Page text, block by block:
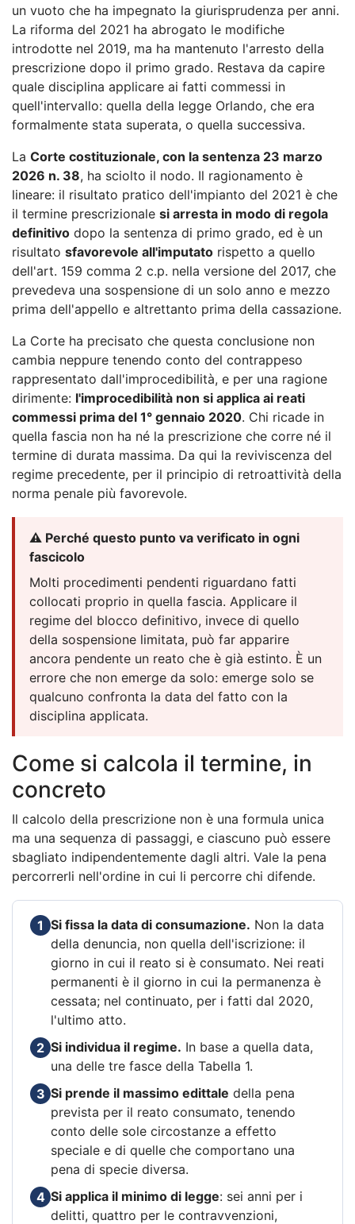
un vuoto che ha impegnato la giurisprudenza per anni.
La riforma del 2021 ha abrogato le modifiche
introdotte nel 2019, ma ha mantenuto l'arresto della
prescrizione dopo il primo grado. Restava da capire
quale disciplina applicare ai fatti commessi in
quell'intervallo: quella della legge Orlando, che era
formalmente stata superata, o quella successiva.
La Corte costituzionale, con la sentenza 23 marzo
2026 n. 38, ha sciolto il nodo. Il ragionamento è
lineare: il risultato pratico dell'impianto del 2021 è che
il termine prescrizionale si arresta in modo di regola
definitivo dopo la sentenza di primo grado, ed è un
risultato sfavorevole all'imputato rispetto a quello
dell'art. 159 comma 2 c.p. nella versione del 2017, che
prevedeva una sospensione di un solo anno e mezzo
prima dell'appello e altrettanto prima della cassazione.
La Corte ha precisato che questa conclusione non
cambia neppure tenendo conto del contrappeso
rappresentato dall'improcedibilità, e per una ragione
dirimente: l'improcedibilità non si applica ai reati
commessi prima del 1° gennaio 2020. Chi ricade in
quella fascia non ha né la prescrizione che corre né il
termine di durata massima. Da qui la reviviscenza del
regime precedente, per il principio di retroattività della
norma penale più favorevole.
⚠️ Perché questo punto va verificato in ogni
fascicolo
Molti procedimenti pendenti riguardano fatti
collocati proprio in quella fascia. Applicare il
regime del blocco definitivo, invece di quello
della sospensione limitata, può far apparire
ancora pendente un reato che è già estinto. È un
errore che non emerge da solo: emerge solo se
qualcuno confronta la data del fatto con la
disciplina applicata.
Come si calcola il termine, in
concreto
Il calcolo della prescrizione non è una formula unica
ma una sequenza di passaggi, e ciascuno può essere
sbagliato indipendentemente dagli altri. Vale la pena
percorrerli nell'ordine in cui li percorre chi difende.
1 Si fissa la data di consumazione. Non la data
della denuncia, non quella dell'iscrizione: il
giorno in cui il reato si è consumato. Nei reati
permanenti è il giorno in cui la permanenza è
cessata; nel continuato, per i fatti dal 2020,
l'ultimo atto.
2 Si individua il regime. In base a quella data,
una delle tre fasce della Tabella 1.
3 Si prende il massimo edittale della pena
prevista per il reato consumato, tenendo
conto delle sole circostanze a effetto
speciale e di quelle che comportano una
pena di specie diversa.
4 Si applica il minimo di legge: sei anni per i
delitti, quattro per le contravvenzioni,